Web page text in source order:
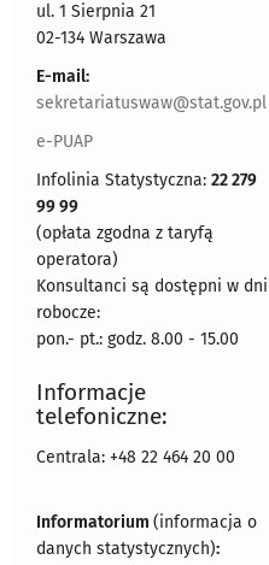
ul. 1 Sierpnia 21
02-134 Warszawa
E-mail:
sekretariatuswaw@stat.gov.pl
e-PUAP
Infolinia Statystyczna: 22 279
99 99
(opłata zgodna z taryfą
operatora)
Konsultanci są dostępni w dni
robocze:
pon.- pt.: godz. 8.00 - 15.00
Informacje
telefoniczne:
Centrala: +48 22 464 20 00
Informatorium (informacja o
danych statystycznych):